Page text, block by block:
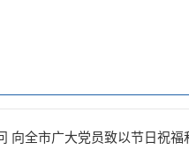
向全市广大党员致以节日祝福